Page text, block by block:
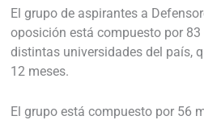
El grupo de aspirantes a
oposición está compuesto por
distintas universidades del país,
12 meses.
El grupo está compuesto por 56